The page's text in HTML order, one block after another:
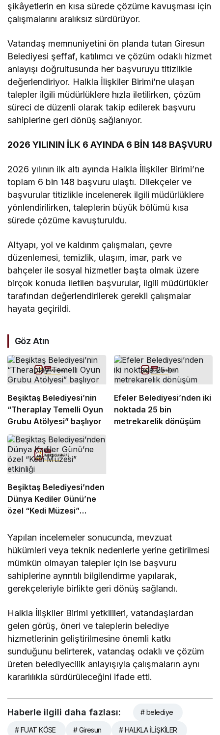
şikâyetlerin en kısa sürede çözüme kavuşması için
çalışmalarını aralıksız sürdürüyor.
Vatandaş memnuniyetini ön planda tutan Giresun
Belediyesi şeffaf, katılımcı ve çözüm odaklı hizmet
anlayışı doğrultusunda her başvuruyu titizlikle
değerlendiriyor. Halkla İlişkiler Birimi’ne ulaşan
talepler ilgili müdürlüklere hızla iletilirken, çözüm
süreci de düzenli olarak takip edilerek başvuru
sahiplerine geri dönüş sağlanıyor.
2026 YILININ İLK 6 AYINDA 6 BİN 148 BAŞVURU
2026 yılının ilk altı ayında Halkla İlişkiler Birimi’ne
toplam 6 bin 148 başvuru ulaştı. Dilekçeler ve
başvurular titizlikle incelenerek ilgili müdürlüklere
yönlendirilirken, taleplerin büyük bölümü kısa
sürede çözüme kavuşturuldu.
Altyapı, yol ve kaldırım çalışmaları, çevre
düzenlemesi, temizlik, ulaşım, imar, park ve
bahçeler ile sosyal hizmetler başta olmak üzere
birçok konuda iletilen başvurular, ilgili müdürlükler
tarafından değerlendirilerek gerekli çalışmalar
hayata geçirildi.
Göz Atın
Beşiktaş Belediyesi’nin
“Theraplay Temelli Oyun
Grubu Atölyesi” başlıyor
Efeler Belediyesi’nden iki
noktada 25 bin
metrekarelik dönüşüm
Beşiktaş Belediyesi’nden
Dünya Kediler Günü’ne
özel “Kedi Müzesi”
Yapılan incelemeler sonucunda, mevzuat
hükümleri veya teknik nedenlerle yerine getirilmesi
mümkün olmayan talepler için ise başvuru
sahiplerine ayrıntılı bilgilendirme yapılarak,
gerekçeleriyle birlikte geri dönüş sağlandı.
Halkla İlişkiler Birimi yetkilileri, vatandaşlardan
gelen görüş, öneri ve taleplerin belediye
hizmetlerinin geliştirilmesine önemli katkı
sunduğunu belirterek, vatandaş odaklı ve çözüm
üreten belediyecilik anlayışıyla çalışmaların aynı
kararlılıkla sürdürüleceğini ifade etti.
Haberle ilgili daha fazlası: # belediye
# FUAT KÖSE # Giresun # HALKLA İLİŞKİLER